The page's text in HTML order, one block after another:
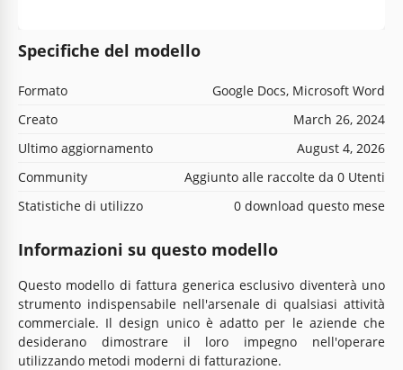
Specifiche del modello
Formato
Google Docs, Microsoft Word
Creato
March 26, 2024
Ultimo aggiornamento
August 4, 2026
Community
Aggiunto alle raccolte da 0 Utenti
Statistiche di utilizzo
0 download questo mese
Informazioni su questo modello
Questo modello di fattura generica esclusivo diventerà uno
strumento indispensabile nell'arsenale di qualsiasi attività
commerciale. Il design unico è adatto per le aziende che
desiderano dimostrare il loro impegno nell'operare
utilizzando metodi moderni di fatturazione.